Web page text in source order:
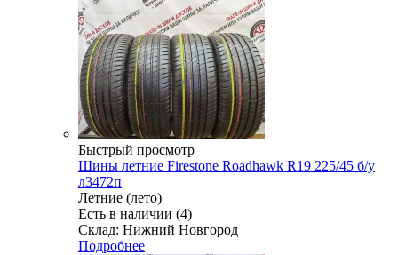
Быстрый просмотр
Шины летние Firestone Roadhawk R19 225/45 б/у
л3472п
Летние (лето)
Есть в наличии (4)
Склад: Нижний Новгород
Подробнее